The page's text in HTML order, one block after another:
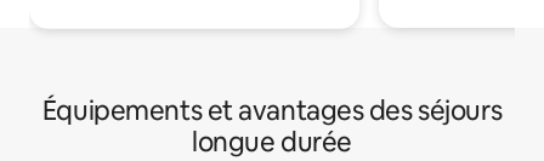
Équipements et avantages des séjours
longue durée